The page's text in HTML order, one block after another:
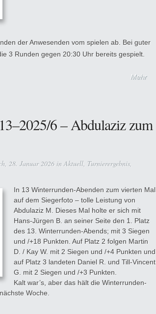
der Anwesenden vom spielen ab. Bei guter
3 Runden gegen 20:30 Uhr bereits gespielt.
Mehr
6 – Abdulaziz zum
28. Januar 2026 in Aktuell, Turnierergebnis,
In 13 Winterrunden-Abenden zum vierten Mal
auf dem Siegerfoto – tolle Leistung von
Abdulaziz M. Dieses Mal holte er sich mit
Hans-Jürgen B. an seiner Seite den 1. Platz
des 13. Winterrunden-Abends; mit 3 Siegen
und /+18 Punkten. Auf Platz 2 folgen Martin
D. / Kay W. mit 2 Siegen und /+4 Punkten und
auf Platz 3 landeten Daniel R. und Till-Vincent
G. mit 2 Siegen und /+3 Punkten.
Kalt war’s, aber das hält die Winterrunden-
Woche.